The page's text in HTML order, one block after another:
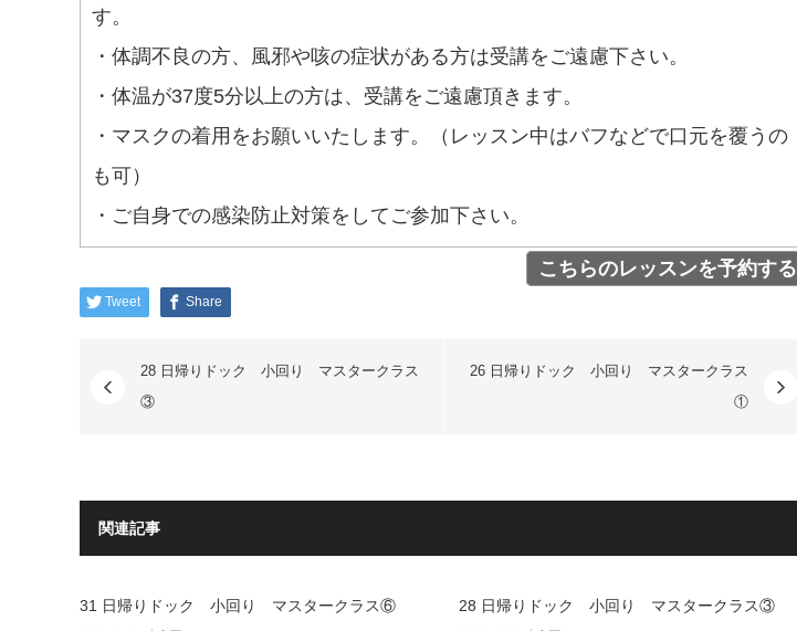
す。
・体調不良の方、風邪や咳の症状がある方は受講をご遠慮下さい。
・体温が37度5分以上の方は、受講をご遠慮頂きます。
・マスクの着用をお願いいたします。（レッスン中はバフなどで口元を覆うの
も可）
・ご自身での感染防止対策をしてご参加下さい。
こちらのレッスンを予約する
Tweet Share
28 日帰りドック 小回り マスタークラス
③
26 日帰りドック 小回り マスタークラス
①
関連記事
31 日帰りドック 小回り マスタークラス⑥ 28 日帰りドック 小回り マスタークラス③